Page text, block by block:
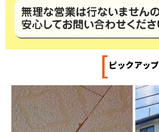
[ピックアップ